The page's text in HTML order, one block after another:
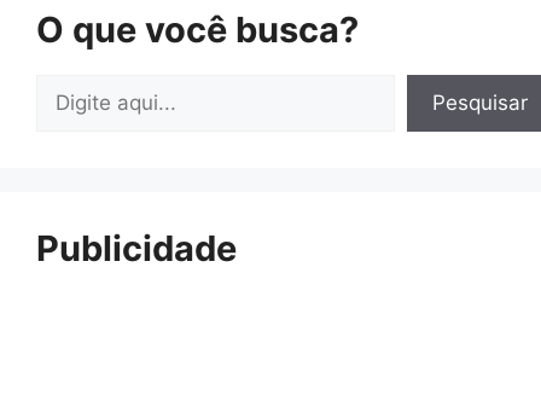
O que você busca?
Pesquisar
Pesquisar
Publicidade